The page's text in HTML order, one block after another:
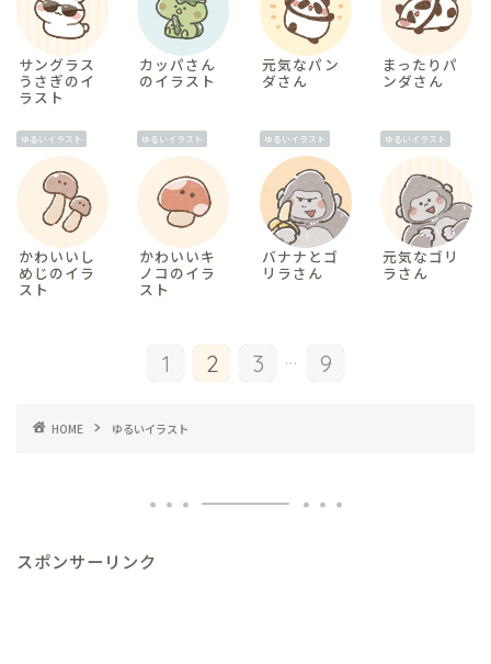
サングラス
うさぎのイ
ラスト
カッパさん
のイラスト
元気なパン
ダさん
まったりパ
ンダさん
ゆるいイラスト
かわいいし
めじのイラ
スト
ゆるいイラスト
かわいいキ
ノコのイラ
スト
ゆるいイラスト
バナナとゴ
リラさん
ゆるいイラスト
元気なゴリ
ラさん
1 2 3 ... 9
HOME ゆるいイラスト
スポンサーリンク